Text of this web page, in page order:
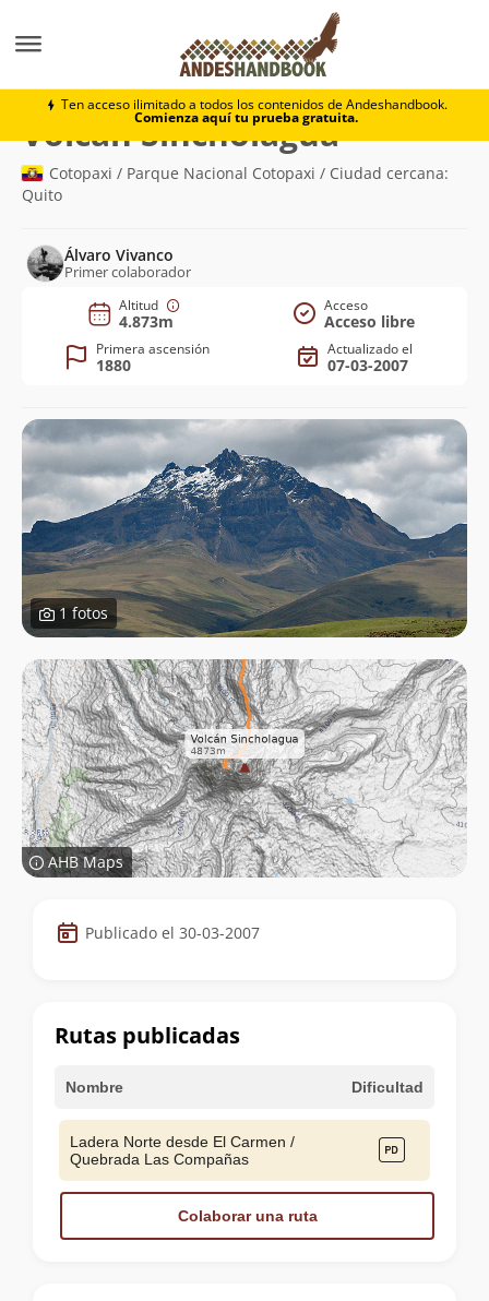
Ten acceso ilimitado a todos los contenidos de Andeshandbook.
Comienza aquí tu prueba gratuita.
Volcán Sincholagua
Volcán Sincholagua(4.873m)
Cotopaxi / Parque Nacional Cotopaxi / Ciudad cercana:
Quito
Álvaro Vivanco
Primer colaborador
Altitud
4.873m
Acceso
Acceso libre
Primera ascensión
1880
Actualizado el
07-03-2007
1 fotos
AHB Maps
Datos
de
cumbre
Publicado el 30-03-2007
Rutas publicadas
Nombre Dificultad
Ladera Norte desde El Carmen /
Quebrada Las Compañas
Colaborar una ruta